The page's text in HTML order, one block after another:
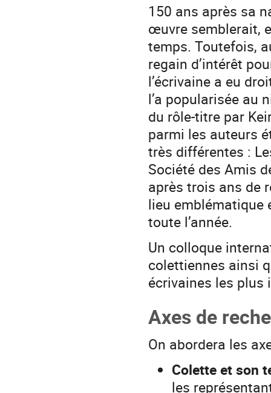
150 ans après sa
œuvre semblerait,
temps. Toutefois,
regain d’intérêt
l’écrivaine a eu
l’a popularisée au
du rôle-titre par
parmi les auteurs
très différentes :
Société des Amis
après trois ans de
lieu emblématique
toute l’année.
Un colloque
colettiennes ainsi
écrivaines les
Axes de
On abordera les
Colette et son
les